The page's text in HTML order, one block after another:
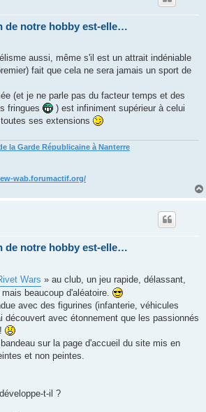
de notre hobby est-elle…
aussi, même s'il est un attrait indéniable
fait que cela ne sera jamais un sport de
(et je ne parle pas du facteur temps et des
fringues
) est infiniment supérieur à celui
ses extensions
la Garde Républicaine à Nanterre
wab.forumactif.org/
de notre hobby est-elle…
Wars » au club, un jeu rapide, délassant,
beaucoup d'aléatoire.
avec des figurines (infanterie, véhicules
découvert avec étonnement que les passionnés
sur la page d'accueil du site mis en
et non peintes.
t-il ?